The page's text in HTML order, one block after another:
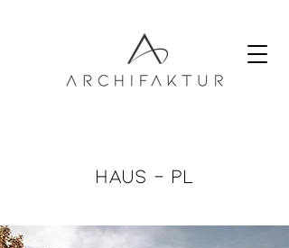
Haus - PL